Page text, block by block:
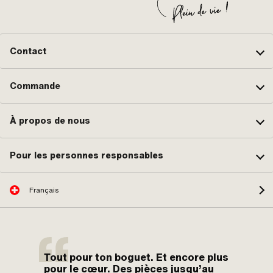
Contact
Commande
À propos de nous
Pour les personnes responsables
Français
Tout pour ton boguet. Et encore plus
pour le cœur. Des pièces jusqu’au